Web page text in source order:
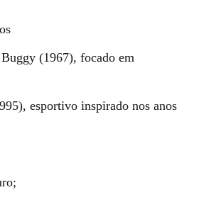
(1967), focado em
esportivo inspirado nos anos